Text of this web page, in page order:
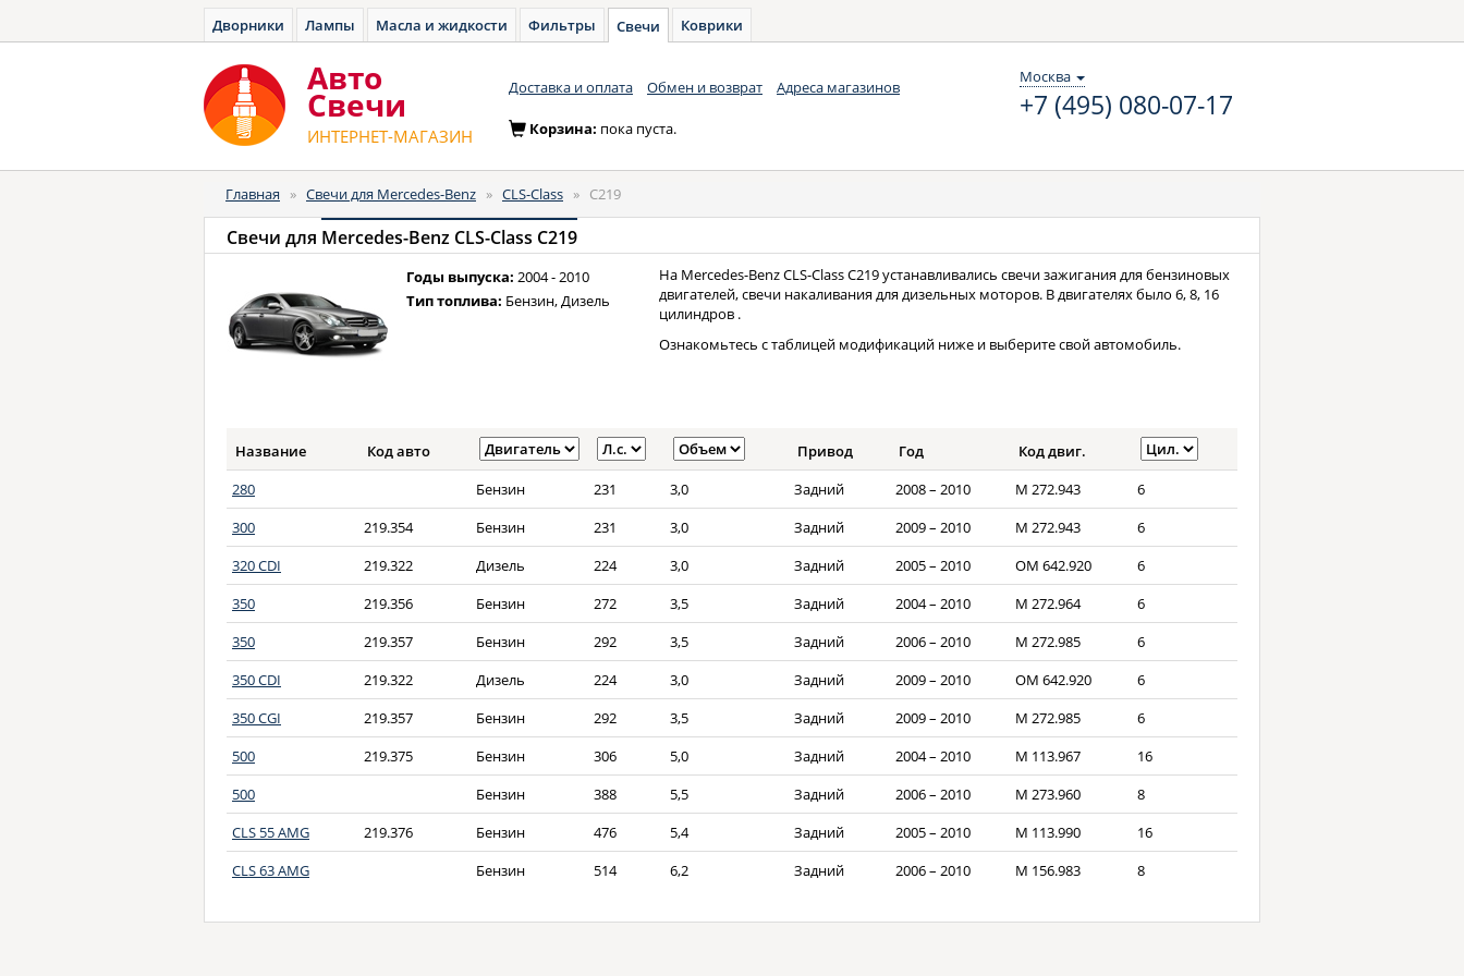
Дворники Лампы Масла и жидкости Фильтры Свечи Коврики
Авто
Cвечи
ИНТЕРНЕТ-МАГАЗИН
Доставка и оплата Обмен и возврат Адреса магазинов
Москва
+7 (495) 080-07-17
Корзина: пока пуста.
Главная » Свечи для Mercedes-Benz » CLS-Class » C219
Свечи для Mercedes-Benz CLS-Class C219
Годы выпуска: 2004 - 2010
Тип топлива: Бензин, Дизель
На Mercedes-Benz CLS-Class C219 устанавливались свечи зажигания для бензиновых
двигателей, свечи накаливания для дизельных моторов. В двигателях было 6, 8, 16
цилиндров .
Ознакомьтесь с таблицей модификаций ниже и выберите свой автомобиль.
Название Код авто Привод Год
Код двиг.
280
Бензин 231 3,0 Задний 2008 – 2010 M 272.943
6
300
219.354 Бензин 231 3,0 Задний 2009 – 2010 M 272.943
6
320 CDI
219.322 Дизель 224 3,0 Задний 2005 – 2010 OM 642.920
6
350
219.356 Бензин 272 3,5 Задний 2004 – 2010 M 272.964
6
350
219.357 Бензин 292 3,5 Задний 2006 – 2010 M 272.985
6
350 CDI
219.322 Дизель 224 3,0 Задний 2009 – 2010 OM 642.920
6
350 CGI
219.357 Бензин 292 3,5 Задний 2009 – 2010 M 272.985
6
500
219.375 Бензин 306 5,0 Задний 2004 – 2010 M 113.967
16
500
Бензин 388 5,5 Задний 2006 – 2010 M 273.960
8
CLS 55 AMG
219.376 Бензин 476 5,4 Задний 2005 – 2010 M 113.990
16
CLS 63 AMG
Бензин 514 6,2 Задний 2006 – 2010 M 156.983 8